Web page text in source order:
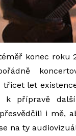
konec roku
třicet let
k přípravě
i mě,
na ty